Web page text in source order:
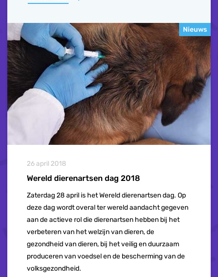
Nieuws
26 april 2018
Wereld dierenartsen dag 2018
Zaterdag 28 april is het Wereld dierenartsen dag. Op
deze dag wordt overal ter wereld aandacht gegeven
aan de actieve rol die dierenartsen hebben bij het
verbeteren van het welzijn van dieren, de
gezondheid van dieren, bij het veilig en duurzaam
produceren van voedsel en de bescherming van de
volksgezondheid.